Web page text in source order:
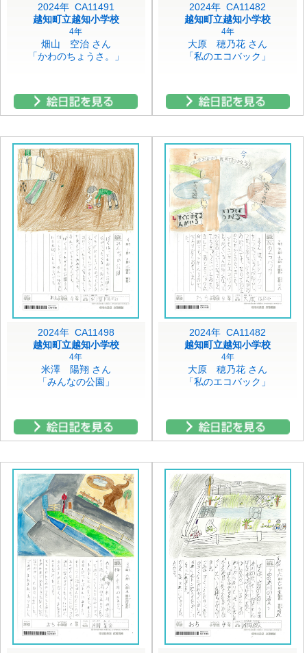
2024年 CA11491
越知町立越知小学校
4年
畑山 空治 さん
「かわのちょうさ。」
2024年 CA11482
越知町立越知小学校
4年
大原 穂乃花 さん
「私のエコバック」
2024年 CA11498
越知町立越知小学校
4年
米澤 陽翔 さん
「みんなの公園」
2024年 CA11482
越知町立越知小学校
4年
大原 穂乃花 さん
「私のエコバック」